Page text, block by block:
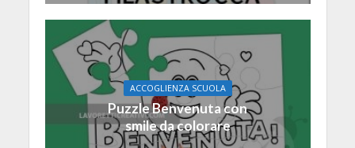
ACCOGLIENZA SCUOLA
Puzzle Benvenuta con
smile da colorare